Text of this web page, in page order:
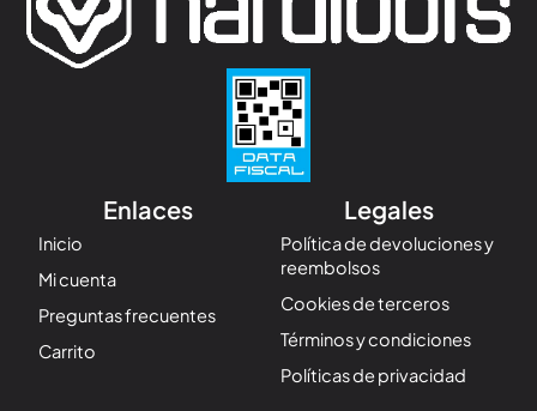
Enlaces
Inicio
Mi cuenta
Preguntas frecuentes
Carrito
Legales
Política de devoluciones y
reembolsos
Cookies de terceros
Términos y condiciones
Políticas de privacidad